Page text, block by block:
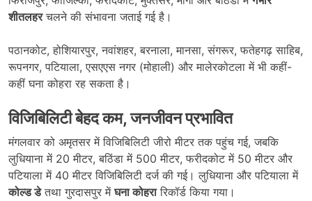
शीतलहरचलने की संभावना जताई गई है।
पठानकोट, होशियारपुर, नवांशहर, बरनाला, मानसा, संगरूर, फतेहगढ़ साहिब,
रूपनगर, पटियाला, एसएएस नगर (मोहाली) और मालेरकोटला में भी कहीं-
कहीं घना कोहरा रह सकता है।
विजिबिलिटी बेहद कम, जनजीवन प्रभावित
मंगलवार को अमृतसर में विजिबिलिटी जीरो मीटर तक पहुंच गई, जबकि
लुधियाना में 20 मीटर, बठिंडा में 500 मीटर, फरीदकोट में 50 मीटर और
पटियाला में 40 मीटर विजिबिलिटी दर्ज की गई। लुधियाना और पटियाला में
कोल्ड डेतथा गुरदासपुर मेंघना कोहरारिकॉर्ड किया गया।